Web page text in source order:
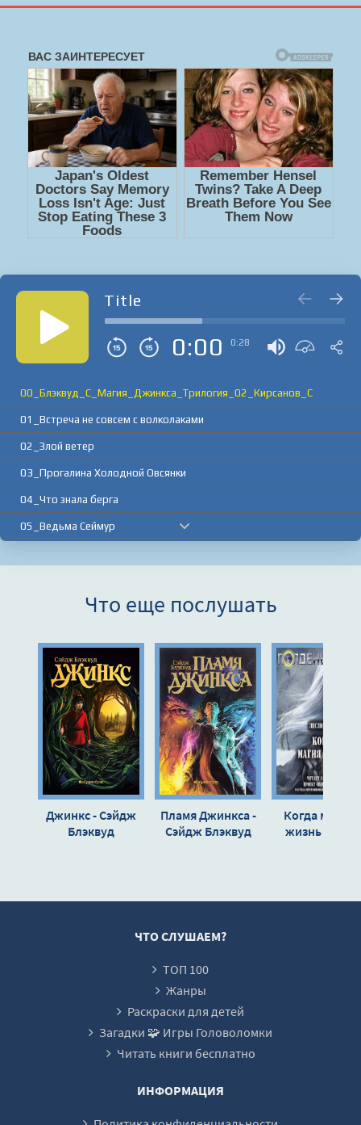
Title
0:00 0:28
00_Блэквуд_С_Магия_Джинкса_Трилогия_02_Кирсанов_С
01_Встреча не совсем с волколаками
02_Злой ветер
03_Прогалина Холодной Овсянки
04_Что знала берга
05_Ведьма Сеймур
08_Король незнамо чего
10_Джинкс становится опасным
11_Кости на Прогалине Холодной Овсянки
12_Дом Элдриджа
13_За дверью
14_Экзамен
15_Союз Омелы
16_Крокодилова Утроба
19_План Джинкса
24_Джинкса сцапали
Что еще послушать
Джинкс - Сэйдж
Блэквуд
Пламя Джинкса -
Сэйдж Блэквуд
Когда магия
жизнь -
ЧТО СЛУШАЕМ?
ТОП 100
Жанры
Раскраски для детей
Загадки 🧩 Игры Головоломки
Читать книги бесплатно
ИНФОРМАЦИЯ